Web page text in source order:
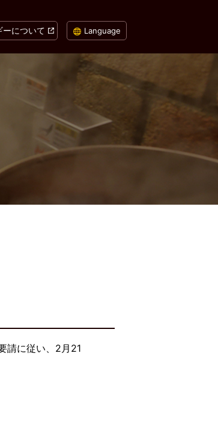
Language
ーについて
請に従い、2月21